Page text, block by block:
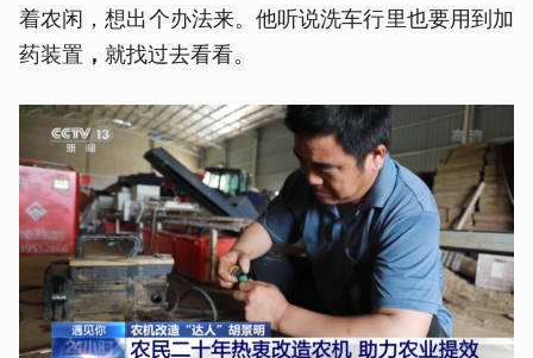
着农闲，想出个办法来。他听说洗车行里也要用到加
药装置 ， 就找过去看看。